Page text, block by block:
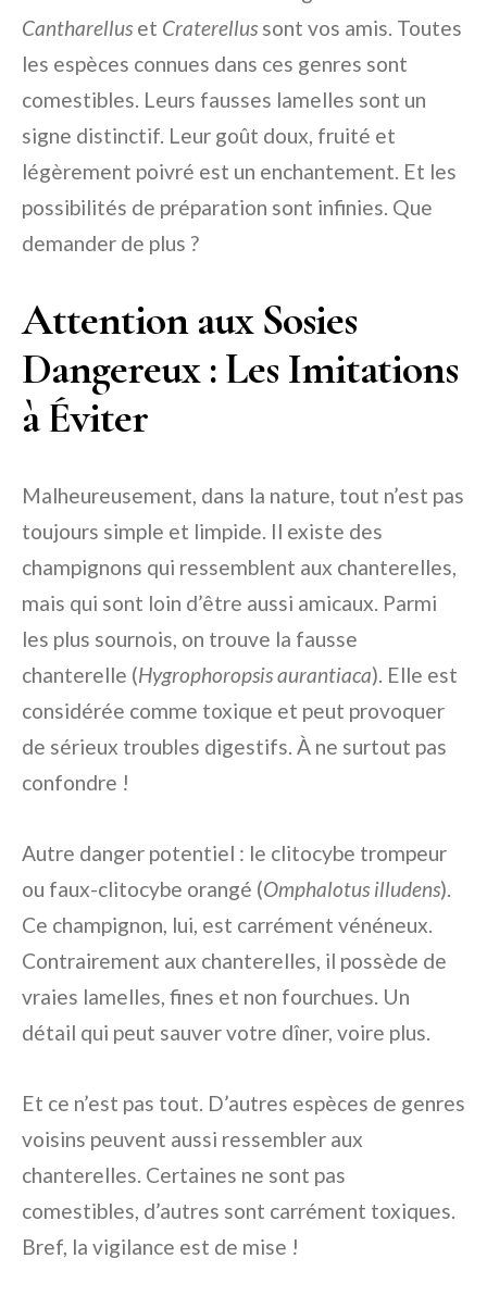
Cantharellus et Craterellus sont vos amis. Toutes
les espèces connues dans ces genres sont
comestibles. Leurs fausses lamelles sont un
signe distinctif. Leur goût doux, fruité et
légèrement poivré est un enchantement. Et les
possibilités de préparation sont infinies. Que
demander de plus ?
Attention aux Sosies
Dangereux : Les Imitations
à Éviter
Malheureusement, dans la nature, tout n’est pas
toujours simple et limpide. Il existe des
champignons qui ressemblent aux chanterelles,
mais qui sont loin d’être aussi amicaux. Parmi
les plus sournois, on trouve la fausse
chanterelle (Hygrophoropsis aurantiaca). Elle est
considérée comme toxique et peut provoquer
de sérieux troubles digestifs. À ne surtout pas
confondre !
Autre danger potentiel : le clitocybe trompeur
ou faux-clitocybe orangé (Omphalotus illudens).
Ce champignon, lui, est carrément vénéneux.
Contrairement aux chanterelles, il possède de
vraies lamelles, fines et non fourchues. Un
détail qui peut sauver votre dîner, voire plus.
Et ce n’est pas tout. D’autres espèces de genres
voisins peuvent aussi ressembler aux
chanterelles. Certaines ne sont pas
comestibles, d’autres sont carrément toxiques.
Bref, la vigilance est de mise !